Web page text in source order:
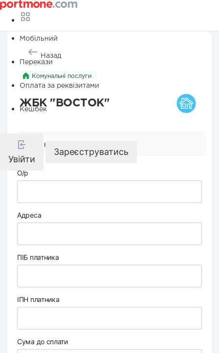
Мобільний
Перекази
Оплата за реквізитами
Кешбек
Увійти
Зареєструватись
Назад
Комунальні послуги
ЖБК "ВОСТОК"
Реквізити компанії
О/р
Адреса
ПІБ платника
ІПН платника
Сума до сплати